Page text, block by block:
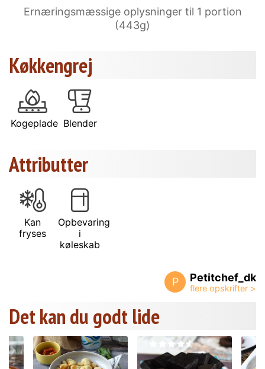
Ernæringsmæssige oplysninger til 1 portion
(443g)
Køkkengrej
Kogeplade Blender
Attributter
Kan
fryses
Opbevaring
i
køleskab
P Petitchef_dk
Det kan du godt lide